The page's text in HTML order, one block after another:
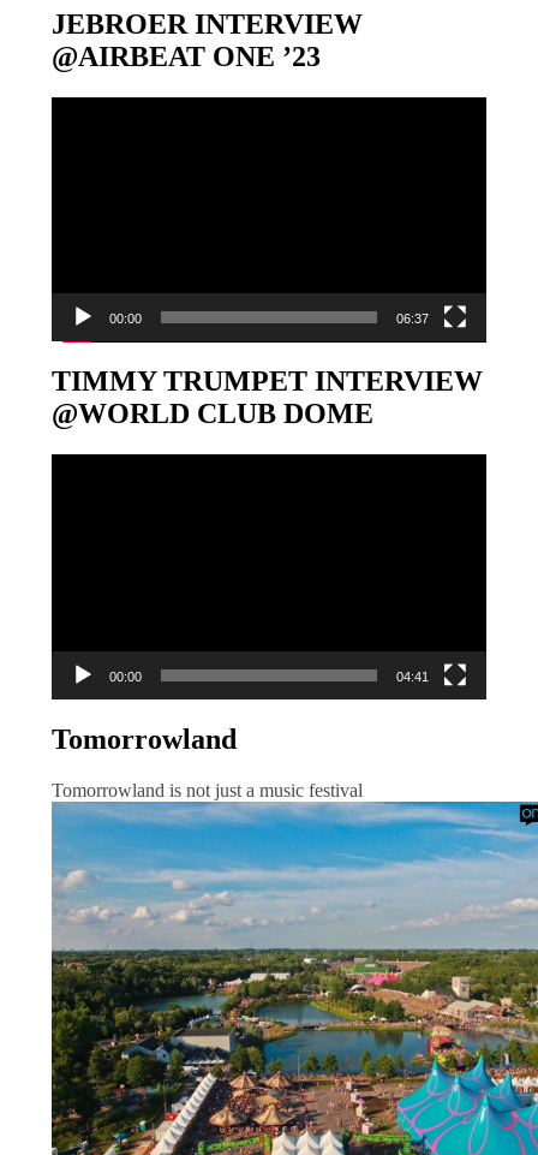
JEBROER INTERVIEW
@AIRBEAT ONE ’23
00:00 06:37
TIMMY TRUMPET INTERVIEW
@WORLD CLUB DOME
00:00 04:41
Tomorrowland
Tomorrowland is not just a music festival